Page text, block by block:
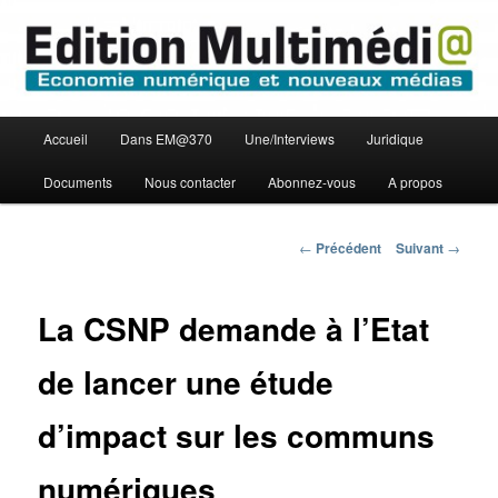
contenu
principalEdition Multimédi@
principal
Accueil Dans EM@370 Une/Interviews Juridique
Documents Nous contacter Abonnez-vous A propos
Navigation
← Précédent Suivant →
La CSNP demande à l’Etat
de lancer une étude
d’impact sur les communs
numériques